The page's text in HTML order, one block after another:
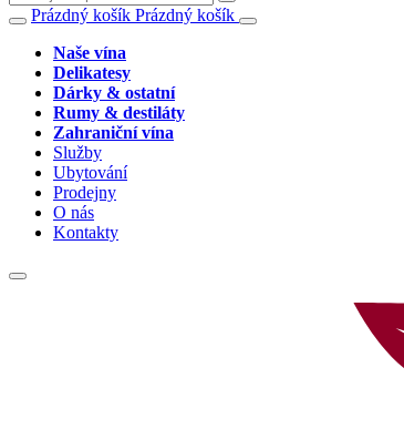
Prázdný košík Prázdný košík
Naše vína
Delikatesy
Dárky & ostatní
Rumy & destiláty
Zahraniční vína
Služby
Ubytování
Prodejny
O nás
Kontakty